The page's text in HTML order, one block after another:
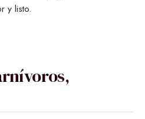
y listo.